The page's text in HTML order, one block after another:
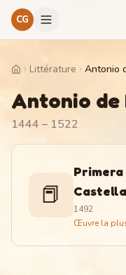
CG
HomeLittérature Antonio
Antonio de
1444 – 1522
📕
1492
Œuvre la